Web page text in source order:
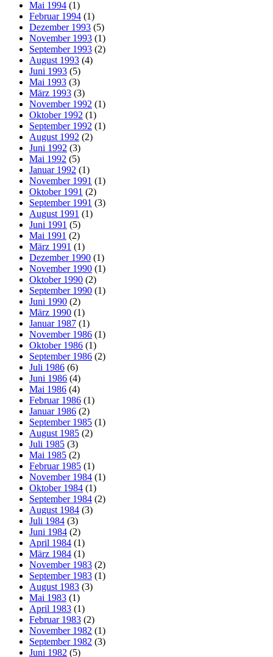
Mai 1994 (1)
Februar 1994 (1)
Dezember 1993 (5)
November 1993 (1)
September 1993 (2)
August 1993 (4)
Juni 1993 (5)
Mai 1993 (3)
März 1993 (3)
November 1992 (1)
Oktober 1992 (1)
September 1992 (1)
August 1992 (2)
Juni 1992 (3)
Mai 1992 (5)
Januar 1992 (1)
November 1991 (1)
Oktober 1991 (2)
September 1991 (3)
August 1991 (1)
Juni 1991 (5)
Mai 1991 (2)
März 1991 (1)
Dezember 1990 (1)
November 1990 (1)
Oktober 1990 (2)
September 1990 (1)
Juni 1990 (2)
März 1990 (1)
Januar 1987 (1)
November 1986 (1)
Oktober 1986 (1)
September 1986 (2)
Juli 1986 (6)
Juni 1986 (4)
Mai 1986 (4)
Februar 1986 (1)
Januar 1986 (2)
September 1985 (1)
August 1985 (2)
Juli 1985 (3)
Mai 1985 (2)
Februar 1985 (1)
November 1984 (1)
Oktober 1984 (1)
September 1984 (2)
August 1984 (3)
Juli 1984 (3)
Juni 1984 (2)
April 1984 (1)
März 1984 (1)
November 1983 (2)
September 1983 (1)
August 1983 (3)
Mai 1983 (1)
April 1983 (1)
Februar 1983 (2)
November 1982 (1)
September 1982 (3)
Juni 1982 (5)